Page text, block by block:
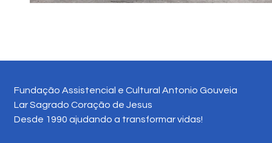
Fundação Assistencial e Cultural Antonio Gouveia
Lar Sagrado Coração de Jesus
Desde 1990 ajudando a transformar vidas!